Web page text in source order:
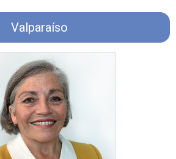
Valparaíso